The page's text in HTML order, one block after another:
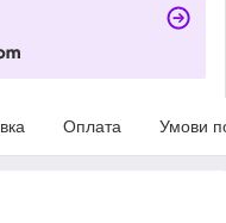
Оплата Умови